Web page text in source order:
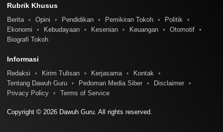
Rubrik Khusus
Berita Opini Pendidikan Pemikiran Tokoh
Politik
Ekonomi
Kebudayaan Kesenian Keuangan
Otomotif
Biografi Tokoh
Informasi
Redaksi Kirim Tulisan Kerjasama
Kontak
Tentang Dawuh Guru
Pedoman Media Siber
Disclaimer
Privacy Policy
Terms of Service
Copyright © 2026 Dawuh Guru. All rights reserved.